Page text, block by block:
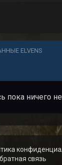
ELVENS
пока ничего
связь